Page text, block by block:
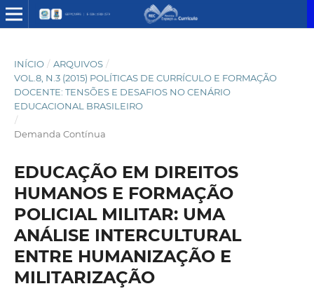
INÍCIO / ARQUIVOS /
VOL.8, N.3 (2015) POLÍTICAS DE CURRÍCULO E FORMAÇÃO
DOCENTE: TENSÕES E DESAFIOS NO CENÁRIO
EDUCACIONAL BRASILEIRO
/
Demanda Contínua
EDUCAÇÃO EM DIREITOS
HUMANOS E FORMAÇÃO
POLICIAL MILITAR: UMA
ANÁLISE INTERCULTURAL
ENTRE HUMANIZAÇÃO E
MILITARIZAÇÃO